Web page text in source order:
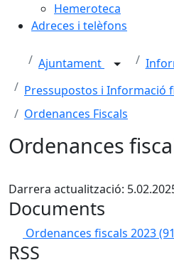
Hemeroteca
Adreces i telèfons
Ajuntament
Pressupostos i Informació
Ordenances Fiscals
Ordenances
Darrera actualització:
Documents
Ordenances fiscals 2023
RSS